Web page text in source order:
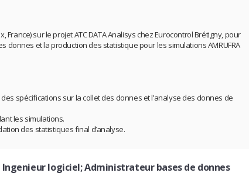
France) sur le projet ATC DATA Analisys chez Eurocontrol Brétigny, pour
donnes et la production des statistique pour les simulations AMRUFRA
spécifications sur la collet des donnes et l’analyse des donnes de
les simulations.
des statistiques final d’analyse.
Ingenieur logiciel; Administrateur bases de donnes